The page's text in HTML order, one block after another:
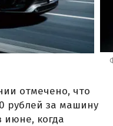
отмечено, что
рублей за машину
июне, когда